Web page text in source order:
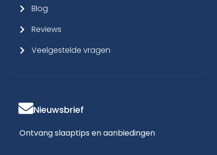
Blog
Reviews
Veelgestelde vragen
Nieuwsbrief
Ontvang slaaptips en aanbiedingen